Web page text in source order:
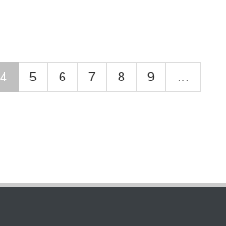
4 5 6 7 8 9